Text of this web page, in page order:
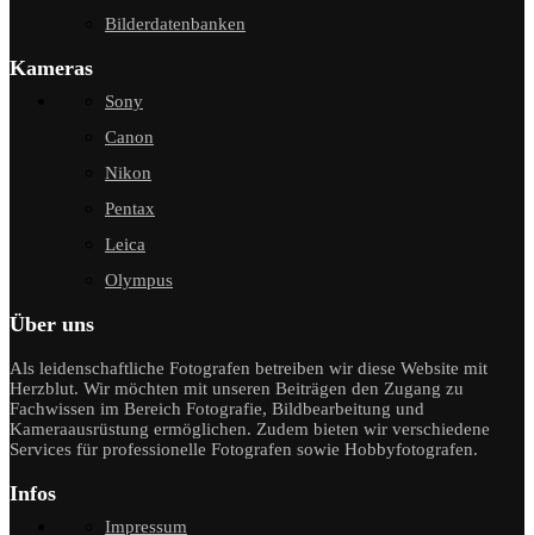
Bilderdatenbanken
Kameras
Sony
Canon
Nikon
Pentax
Leica
Olympus
Über uns
Als leidenschaftliche Fotografen betreiben wir diese Website mit
Herzblut. Wir möchten mit unseren Beiträgen den Zugang zu
Fachwissen im Bereich Fotografie, Bildbearbeitung und
Kameraausrüstung ermöglichen. Zudem bieten wir verschiedene
Services für professionelle Fotografen sowie Hobbyfotografen.
Infos
Impressum